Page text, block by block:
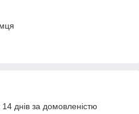
днів за домовленістю